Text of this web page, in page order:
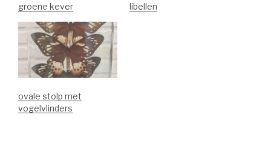
groene kever
libellen
ovale stolp met
vogelvlinders